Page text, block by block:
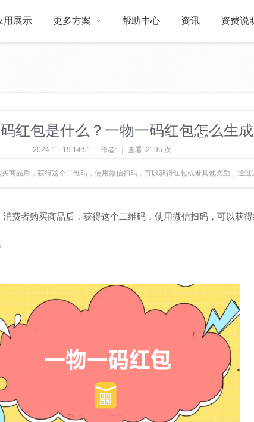
用展示 更多方案 帮助中心 资讯 资费说
红包是什么？一物一码红包怎么生成
2024-11-19 14:51 作者: 查看: 2196 次
商品后，获得这个二维码，使用微信扫码，可以获得红包或者其他奖励，通
费者购买商品后，获得这个二维码，使用微信扫码，可以获